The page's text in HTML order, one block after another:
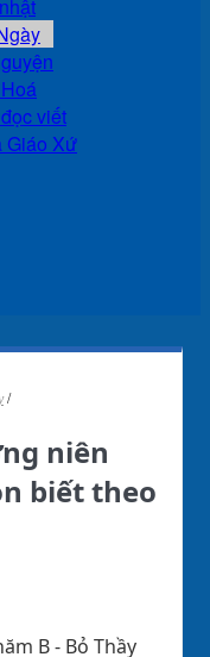
viết
Giáo Xứ
/
niên
biết theo